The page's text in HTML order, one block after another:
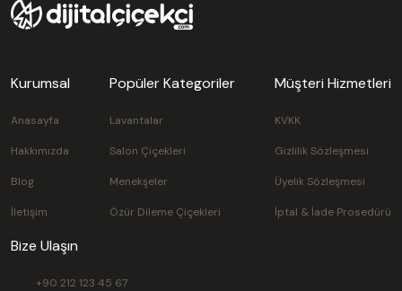
Kurumsal
Anasayfa
Hakkımızda
Blog
İletişim
Popüler Kategoriler
Lavantalar
Salon Çiçekleri
Menekşeler
Özür Dileme Çiçekleri
Müşteri Hizmetleri
KVKK
Gizlilik Sözleşmesi
Üyelik Sözleşmesi
İptal & İade Prosedürü
Bize Ulaşın
+90 212 123 45 67